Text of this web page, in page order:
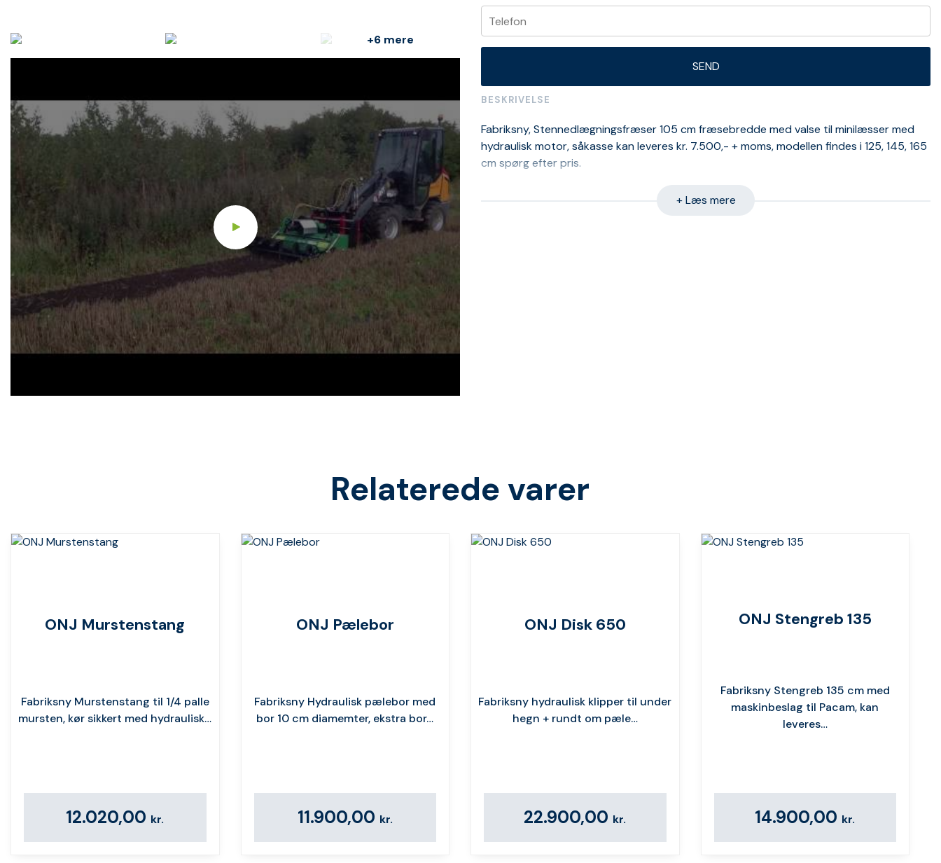
+6 mere
BESKRIVELSE
Fabriksny, Stennedlægningsfræser 105 cm fræsebredde med valse til minilæsser med
hydraulisk motor, såkasse kan leveres kr. 7.500,- + moms, modellen findes i 125, 145, 165
cm spørg efter pris.
+ Læs mere
Relaterede varer
ONJ Murstenstang
Fabriksny Murstenstang til 1/4 palle
mursten, kør sikkert med hydraulisk…
12.020,00 kr.
ONJ Pælebor
Fabriksny Hydraulisk pælebor med
bor 10 cm diamemter, ekstra bor…
11.900,00 kr.
ONJ Disk 650
Fabriksny hydraulisk klipper til under
hegn + rundt om pæle…
22.900,00 kr.
ONJ Stengreb 135
Fabriksny Stengreb 135 cm med
maskinbeslag til Pacam, kan
leveres…
14.900,00 kr.